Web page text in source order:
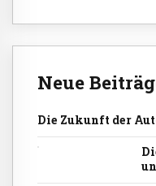
Neue
Die Zukunft der